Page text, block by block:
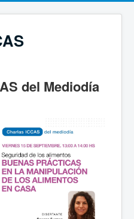
del Mediodía